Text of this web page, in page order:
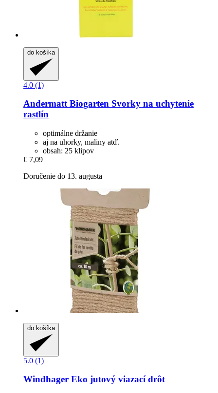
do košíka
4.0 (1)
Andermatt Biogarten Svorky na uchytenie
rastlín
optimálne držanie
aj na uhorky, maliny atď.
obsah: 25 klipov
€ 7,09
Doručenie do 13. augusta
do košíka
5.0 (1)
Windhager Eko jutový viazací drôt